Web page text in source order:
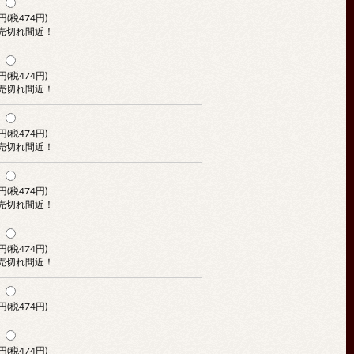
(税474円)
切れ間近！
(税474円)
切れ間近！
(税474円)
切れ間近！
(税474円)
切れ間近！
(税474円)
切れ間近！
(税474円)
(税474円)